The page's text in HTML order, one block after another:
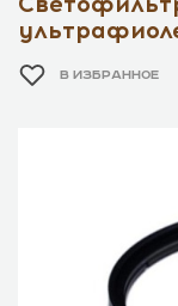
В ИЗБРАННОЕ